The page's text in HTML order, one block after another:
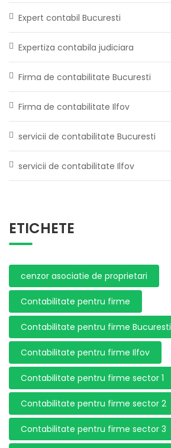
Expert contabil Bucuresti
Expertiza contabila judiciara
Firma de contabilitate Bucuresti
Firma de contabilitate Ilfov
servicii de contabilitate Bucuresti
servicii de contabilitate Ilfov
ETICHETE
cenzor asociatie de proprietari
Contabilitate pentru firme
Contabilitate pentru firme Bucuresti
Contabilitate pentru firme Ilfov
Contabilitate pentru firme sector 1
Contabilitate pentru firme sector 2
Contabilitate pentru firme sector 3